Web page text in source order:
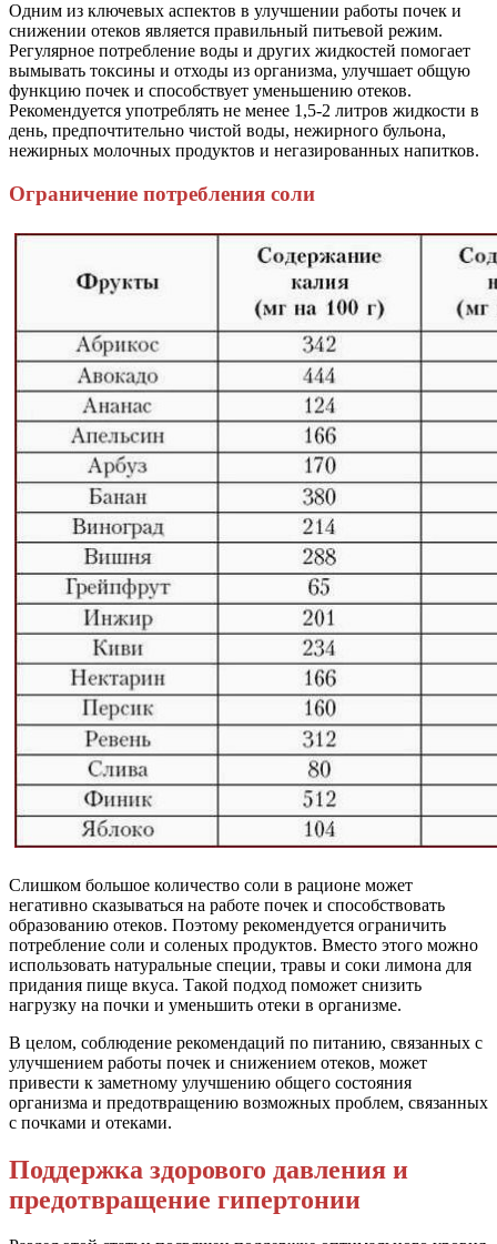
Одним из ключевых аспектов в улучшении работы почек и
снижении отеков является правильный питьевой режим.
Регулярное потребление воды и других жидкостей помогает
вымывать токсины и отходы из организма, улучшает общую
функцию почек и способствует уменьшению отеков.
Рекомендуется употреблять не менее 1,5-2 литров жидкости в
день, предпочтительно чистой воды, нежирного бульона,
нежирных молочных продуктов и негазированных напитков.
Ограничение потребления соли
Слишком большое количество соли в рационе может
негативно сказываться на работе почек и способствовать
образованию отеков. Поэтому рекомендуется ограничить
потребление соли и соленых продуктов. Вместо этого можно
использовать натуральные специи, травы и соки лимона для
придания пище вкуса. Такой подход поможет снизить
нагрузку на почки и уменьшить отеки в организме.
В целом, соблюдение рекомендаций по питанию, связанных с
улучшением работы почек и снижением отеков, может
привести к заметному улучшению общего состояния
организма и предотвращению возможных проблем, связанных
с почками и отеками.
Поддержка здорового давления и
предотвращение гипертонии